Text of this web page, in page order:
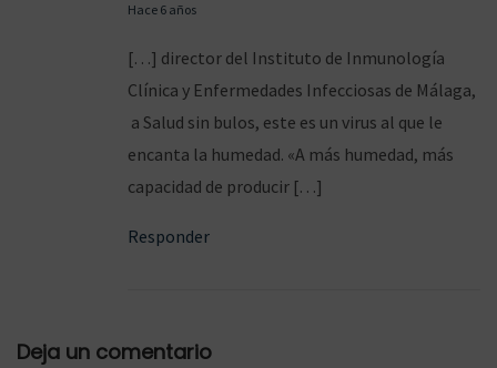
Hace 6 años
0
[…] director del Instituto de Inmunología
Clínica y Enfermedades Infecciosas de Málaga,
a Salud sin bulos, este es un virus al que le
encanta la humedad. «A más humedad, más
capacidad de producir […]
Responder
Deja un comentario